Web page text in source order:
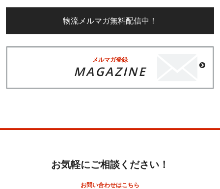
物流メルマガ無料配信中！
メルマガ登録
MAGAZINE
お気軽にご相談ください！
お問い合わせはこちら